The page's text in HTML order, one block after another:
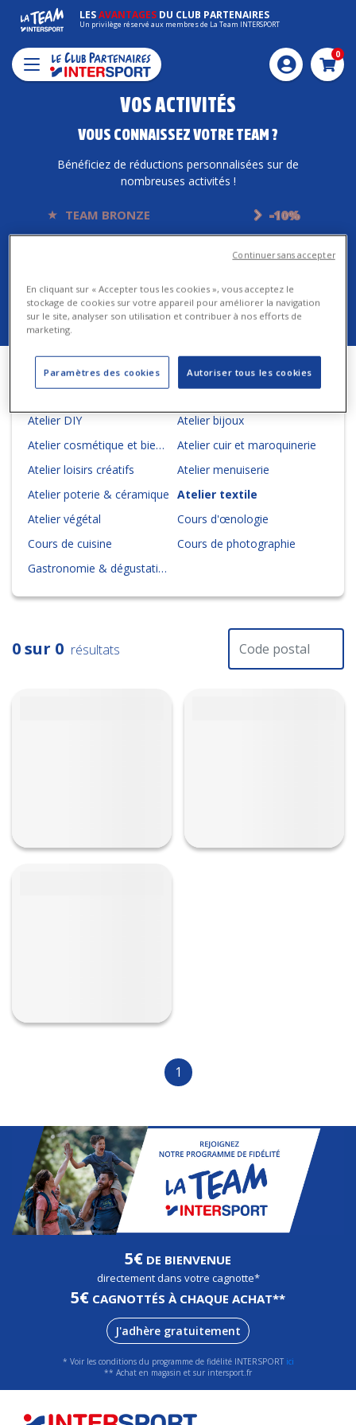
LESAVANTAGESDU CLUB PARTENAIRES
Un privilège réservé aux membres de La Team INTERSPORT
0
VOS ACTIVITÉS
VOUS CONNAISSEZ VOTRE TEAM ?
Bénéficiez de réductions personnalisées sur de
nombreuses activités !
TEAM BRONZE
-10%
TEAM ARGENT
-12%
Connectez-vous pour connaître votre statut
AQUATIQUE AÉRIEN COURS & ATELIERS FORME &
Atelier DIY
Atelier bijoux
Atelier cosmétique et bien-être
Atelier cuir et maroquinerie
Atelier loisirs créatifs
Atelier menuiserie
Atelier poterie & céramique
Atelier textile
Atelier végétal
Cours d'œnologie
Cours de cuisine
Cours de photographie
Gastronomie & dégustation
0 sur 0 résultats
1
5€ DE BIENVENUE
directement dans votre cagnotte*
5€ CAGNOTTÉS À CHAQUE ACHAT**
J'adhère gratuitement
* Voir les conditions du programme de fidélité INTERSPORT ici
** Achat en magasin et sur intersport.fr
En cliquant sur « Accepter tous les cookies », vous acceptez le
stockage de cookies sur votre appareil pour améliorer la navigation
sur le site, analyser son utilisation et contribuer à nos efforts de
marketing.
Autoriser tous les cookies
Paramètres des cookies
Continuer sans accepter